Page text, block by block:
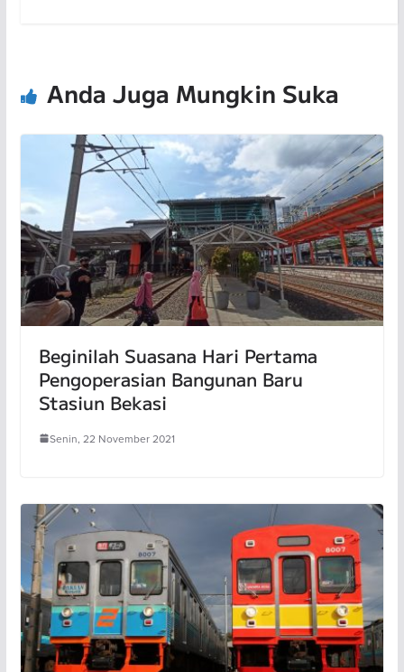
Anda Juga Mungkin Suka
Beginilah Suasana Hari Pertama
Pengoperasian Bangunan Baru
Stasiun Bekasi
Senin, 22 November 2021